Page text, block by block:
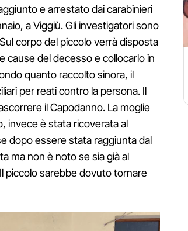
e arrestato dai carabinieri
a Viggiù. Gli investigatori sono
corpo del piccolo verrà disposta
cause del decesso e collocarlo in
quanto raccolto sinora, il
per reati contro la persona. Il
il Capodanno. La moglie
invece è stata ricoverata al
dopo essere stata raggiunta dal
ma non è noto se sia già al
piccolo sarebbe dovuto tornare